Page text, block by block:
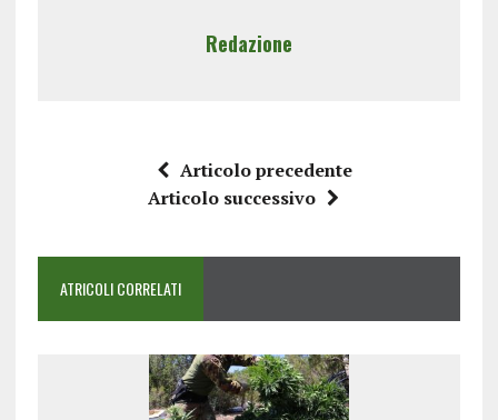
Redazione
Articolo precedente
Articolo successivo
ATRICOLI CORRELATI